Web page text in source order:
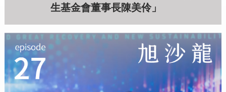
生基金會董事長陳美伶」